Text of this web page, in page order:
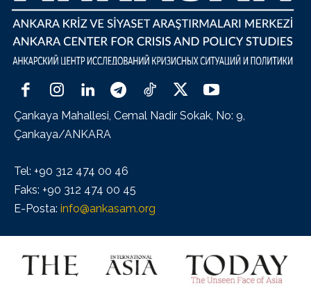
Çankaya Mahallesi, Cemal Nadir Sokak, No: 9,
Çankaya/ANKARA
Tel: +90 312 474 00 46
Faks: +90 312 474 00 45
E-Posta: info@ankasam.org